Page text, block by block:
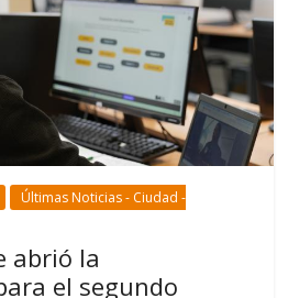
Últimas Noticias - Ciudad -
abrió la
el segundo